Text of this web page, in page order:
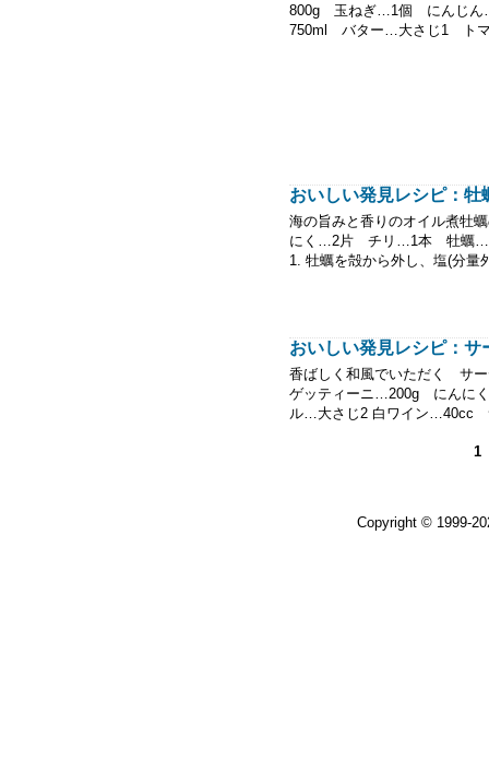
800g 玉ねぎ…1個 にんじ
750ml バター…大さじ1 ト
おいしい発見レシピ：牡
海の旨みと香りのオイル煮牡
にく…2片 チリ…1本 牡蠣
1. 牡蠣を殻から外し、塩(分量
おいしい発見レシピ：
香ばしく和風でいただく サー
ゲッティーニ…200g にん
ル…大さじ2 白ワイン…40cc
1
Copyright © 1999-